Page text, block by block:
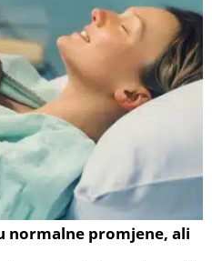
normalne promjene, ali